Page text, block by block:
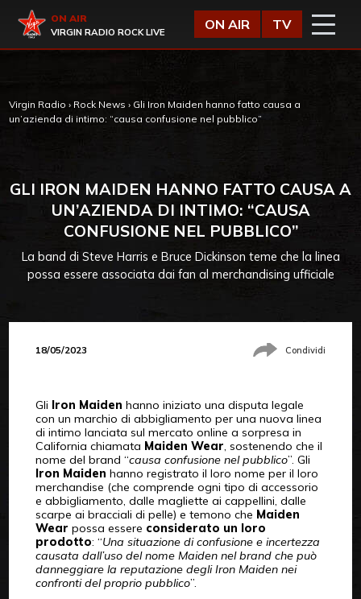
Virgin Radio
ON AIR
VIRGIN RADIO ROCK LIVE
ON AIR TV
Virgin Radio › Rock News › Gli Iron Maiden hanno fatto causa a
un’azienda di intimo: “causa confusione nel pubblico”
GLI IRON MAIDEN HANNO FATTO CAUSA A
UN’AZIENDA DI INTIMO: “CAUSA
CONFUSIONE NEL PUBBLICO”
La band di Steve Harris e Bruce Dickinson teme che la linea
possa essere associata dai fan al merchandising ufficiale
18/05/2023 Condividi
Gli Iron Maiden hanno iniziato una disputa legale
con un marchio di abbigliamento per una nuova linea
di intimo lanciata sul mercato online a sorpresa in
California chiamata Maiden Wear, sostenendo che il
nome del brand “causa confusione nel pubblico”. Gli
Iron Maiden hanno registrato il loro nome per il loro
merchandise (che comprende ogni tipo di accessorio
e abbigliamento, dalle magliette ai cappellini, dalle
scarpe ai bracciali di pelle) e temono che Maiden
Wear possa essere considerato un loro
prodotto: “Una situazione di confusione e incertezza
causata dall’uso del nome Maiden nel brand che può
danneggiare la reputazione degli Iron Maiden nei
confronti del proprio pubblico”.